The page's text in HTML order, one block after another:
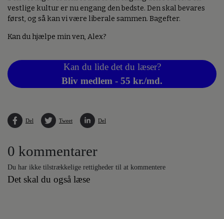
vestlige kultur er nu engang den bedste. Den skal bevares
først, og så kan vi være liberale sammen. Bagefter.
Kan du hjælpe min ven, Alex?
Kan du lide det du læser?
Bliv medlem - 55 kr./md.
Del Tweet Del
0 kommentarer
Du har ikke tilstrækkelige rettigheder til at kommentere
Det skal du også læse